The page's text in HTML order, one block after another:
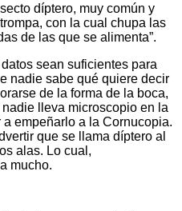
díptero, muy común y
con la cual chupa las
de las que se alimenta”.
sean suficientes para
nadie sabe qué quiere decir
de la forma de la boca,
lleva microscopio en la
empeñarlo a la Cornucopia.
que se llama díptero al
alas. Lo cual,
mucho.